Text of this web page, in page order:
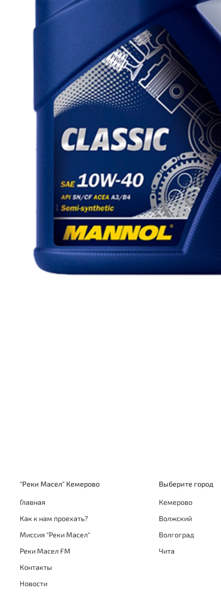
"Реки Масел" Кемерово
Главная
Как к нам проехать?
Миссия "Реки Масел"
Реки Масел FM
Контакты
Новости
Выберите город
Кемерово
Волжский
Волгоград
Чита